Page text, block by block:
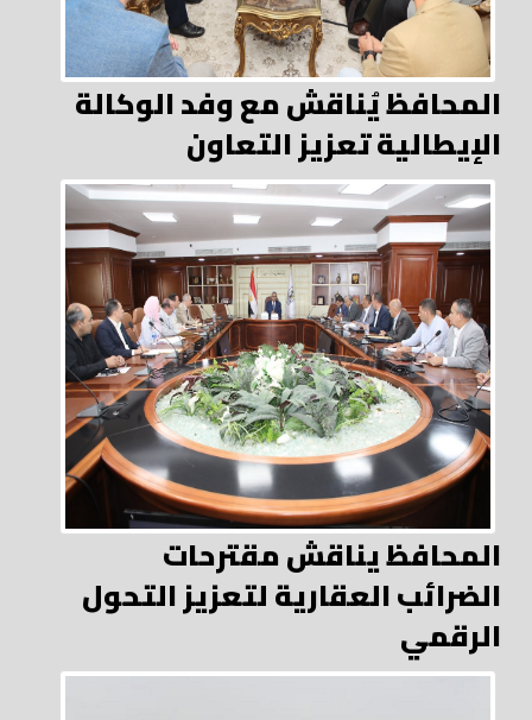
المحافظ يُناقش مع وفد الوكالة
الإيطالية تعزيز التعاون
المحافظ يناقش مقترحات
الضرائب العقارية لتعزيز التحول
الرقمي